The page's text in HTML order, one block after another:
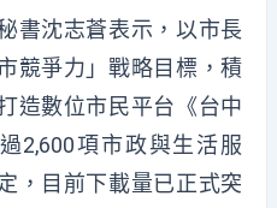
書沈志蒼表示，以市長
競爭力」戰略目標，積
造數位市民平台《台中
2,600項市政與生活服
，目前下載量已正式突